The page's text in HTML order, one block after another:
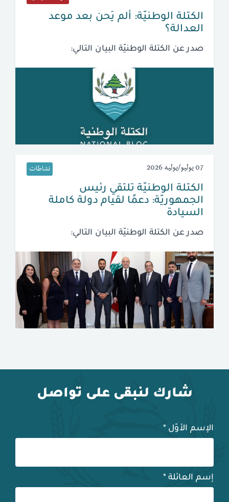
الكتلة الوطنيّة: ألم يَحن بعد موعد
العدالة؟
صدر عن الكتلة الوطنيّة البيان التالي:
07 يوليو/يوليه 2026 نشاطات
الكتلة الوطنيّة تلتقي رئيس
الجمهوريّة: دعمًا لقيام دولة كاملة
السيادة
صدر عن الكتلة الوطنيّة البيان التالي:
شارك لنبقى على تواصل
الإسم الأوّل *
إسم العائلة *